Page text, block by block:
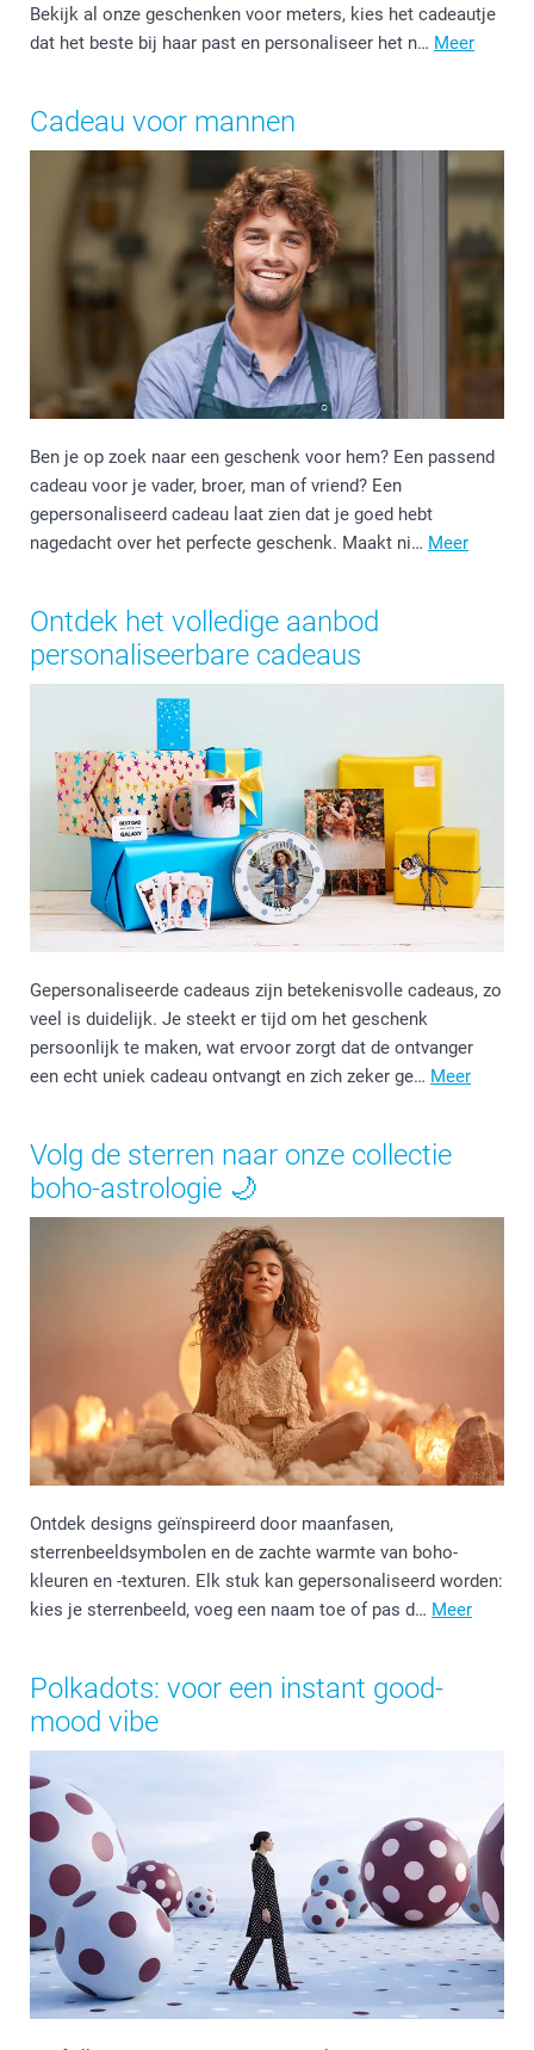
Bekijk al onze geschenken voor meters, kies het cadeautje
dat het beste bij haar past en personaliseer het n… Meer
Cadeau voor mannen
Ben je op zoek naar een geschenk voor hem? Een passend
cadeau voor je vader, broer, man of vriend? Een
gepersonaliseerd cadeau laat zien dat je goed hebt
nagedacht over het perfecte geschenk. Maakt ni… Meer
Ontdek het volledige aanbod
personaliseerbare cadeaus
Gepersonaliseerde cadeaus zijn betekenisvolle cadeaus, zo
veel is duidelijk. Je steekt er tijd om het geschenk
persoonlijk te maken, wat ervoor zorgt dat de ontvanger
een echt uniek cadeau ontvangt en zich zeker ge… Meer
Volg de sterren naar onze collectie
boho-astrologie 🌙
Ontdek designs geïnspireerd door maanfasen,
sterrenbeeldsymbolen en de zachte warmte van boho-
kleuren en -texturen. Elk stuk kan gepersonaliseerd worden:
kies je sterrenbeeld, voeg een naam toe of pas d… Meer
Polkadots: voor een instant good-
mood vibe